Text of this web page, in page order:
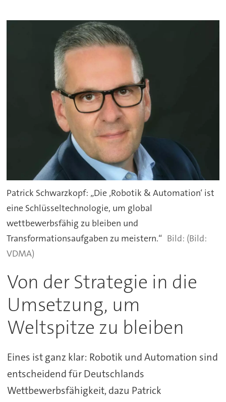
Patrick Schwarzkopf: „Die ‚Robotik & Automation‘ ist
eine Schlüsseltechnologie, um global
wettbewerbsfähig zu bleiben und
Transformationsaufgaben zu meistern.“
(Bild:
VDMA)
Von der Strategie in die
Umsetzung, um
Weltspitze zu bleiben
Eines ist ganz klar: Robotik und Automation sind
entscheidend für Deutschlands
Wettbewerbsfähigkeit, dazu Patrick